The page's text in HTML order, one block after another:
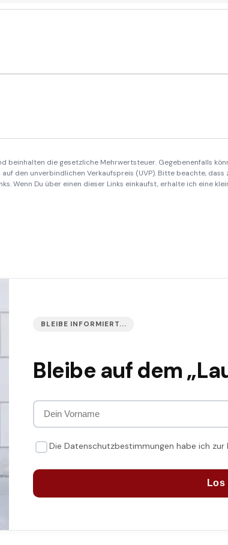
beinhalten die gesetzliche Mehrwertsteuer. Gegebenenfalls
den unverbindlichen Verkaufspreis (UVP). Bitte beachte, dass
Wenn Du über einen dieser Links einkaufst, erhalte ich eine
BLEIBE INFORMIERT...
Bleibe auf dem
Die Datenschutzbestimmungen habe ich zur
Los